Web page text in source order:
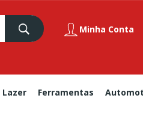
Minha Conta
Lazer Ferramentas